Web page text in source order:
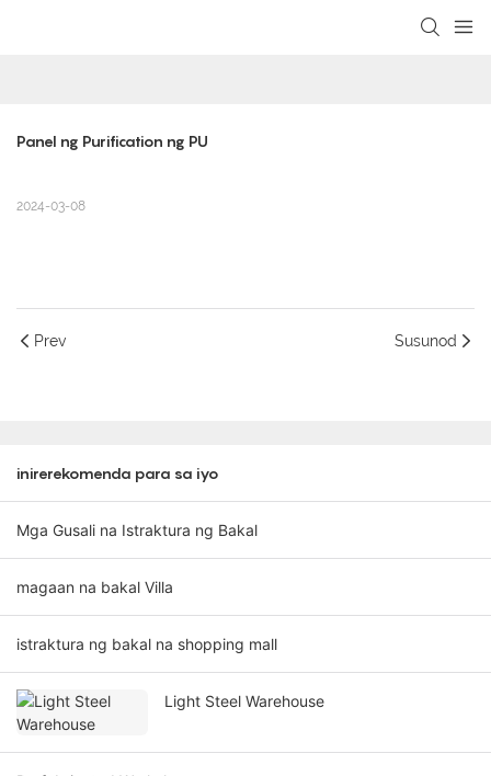
Panel ng Purification ng PU
2024-03-08
Prev Susunod
inirerekomenda para sa iyo
Mga Gusali na Istraktura ng Bakal
magaan na bakal Villa
istraktura ng bakal na shopping mall
Light Steel Warehouse